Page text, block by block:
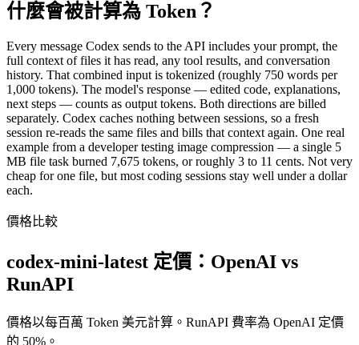
什麼會被計算為 Token？
Every message Codex sends to the API includes your prompt, the
full context of files it has read, any tool results, and conversation
history. That combined input is tokenized (roughly 750 words per
1,000 tokens). The model's response — edited code, explanations,
next steps — counts as output tokens. Both directions are billed
separately. Codex caches nothing between sessions, so a fresh
session re-reads the same files and bills that context again. One real
example from a developer testing image compression — a single 5
MB file task burned 7,675 tokens, or roughly 3 to 11 cents. Not very
cheap for one file, but most coding sessions stay well under a dollar
each.
價格比較
codex-mini-latest 定價：OpenAI vs
RunAPI
價格以每百萬 Token 美元計算。RunAPI 費率為 OpenAI 定價
的 50%。